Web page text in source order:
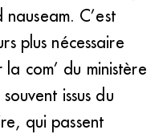
C’est
plus nécessaire
com’ du ministère
issus du
qui passent